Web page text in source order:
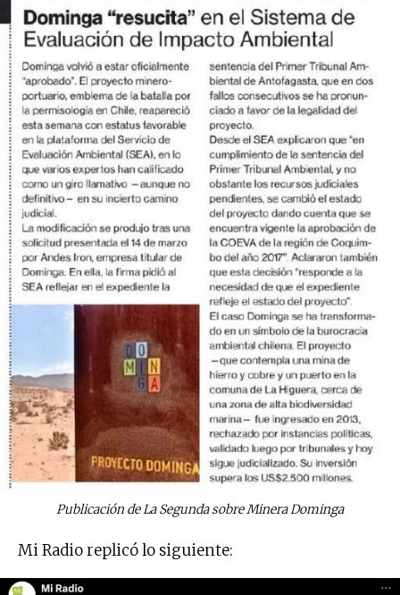
Publicación de La Segunda sobre Minera Dominga
Mi Radio replicó lo siguiente: